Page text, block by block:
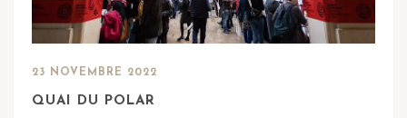
23 NOVEMBRE 2022
QUAI DU POLAR